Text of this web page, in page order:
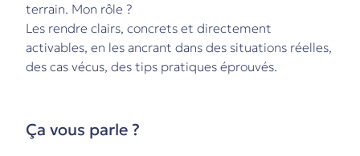
terrain. Mon rôle ?
Les rendre clairs, concrets et directement
activables, en les ancrant dans des situations réelles,
des cas vécus, des tips pratiques éprouvés.
Ça vous parle ?